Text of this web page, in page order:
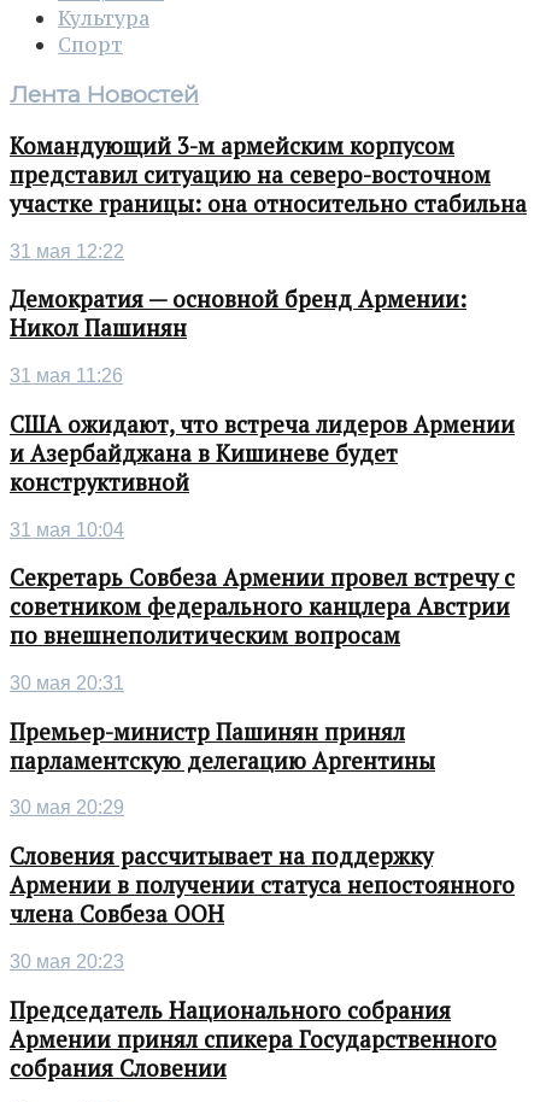
Культура
Спорт
Лента Новостей
Командующий 3-м армейским корпусом
представил ситуацию на северо-восточном
участке границы: она относительно стабильна
31 мая 12:22
Демократия — основной бренд Армении:
Никол Пашинян
31 мая 11:26
США ожидают, что встреча лидеров Армении
и Азербайджана в Кишиневе будет
конструктивной
31 мая 10:04
Секретарь Совбеза Армении провел встречу с
советником федерального канцлера Австрии
по внешнеполитическим вопросам
30 мая 20:31
Премьер-министр Пашинян принял
парламентскую делегацию Аргентины
30 мая 20:29
Словения рассчитывает на поддержку
Армении в получении статуса непостоянного
члена Совбеза ООН
30 мая 20:23
Председатель Национального собрания
Армении принял спикера Государственного
собрания Словении